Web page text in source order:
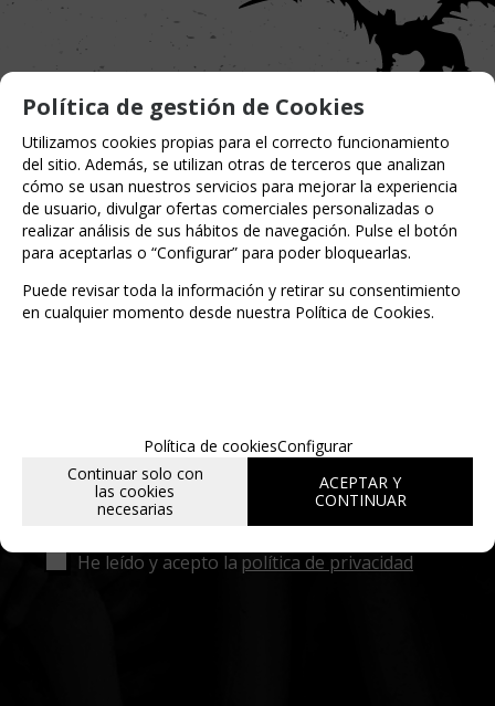
Entérate de lo último
He leído y acepto la política de privacidad
Política de gestión de Cookies
Utilizamos cookies propias para el correcto funcionamiento
del sitio. Además, se utilizan otras de terceros que analizan
cómo se usan nuestros servicios para mejorar la experiencia
de usuario, divulgar ofertas comerciales personalizadas o
realizar análisis de sus hábitos de navegación. Pulse el botón
para aceptarlas o “Configurar” para poder bloquearlas.
Puede revisar toda la información y retirar su consentimiento
en cualquier momento desde nuestra Política de Cookies.
Política de cookiesConfigurar
Continuar solo con
las cookies
necesarias
ACEPTAR Y
CONTINUAR